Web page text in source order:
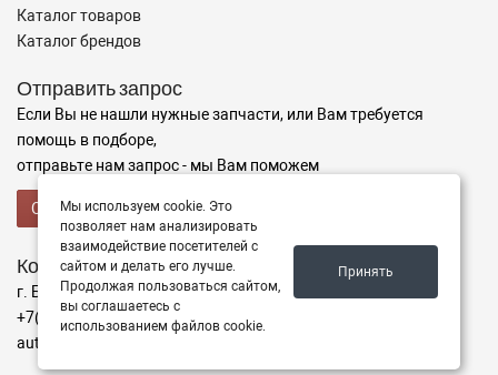
Каталог товаров
Каталог брендов
Отправить запрос
Если Вы не нашли нужные запчасти, или Вам требуется
помощь в подборе,
отправьте нам запрос - мы Вам поможем
Отправить запрос продавцу
Контакты
г. Благовещенск ул. Кольцевая 39
+7(914)392-11-11
auto-alliance@internet.ru
Мы используем cookie. Это
позволяет нам анализировать
взаимодействие посетителей с
сайтом и делать его лучше.
Продолжая пользоваться сайтом,
вы соглашаетесь с
использованием файлов cookie.
Принять